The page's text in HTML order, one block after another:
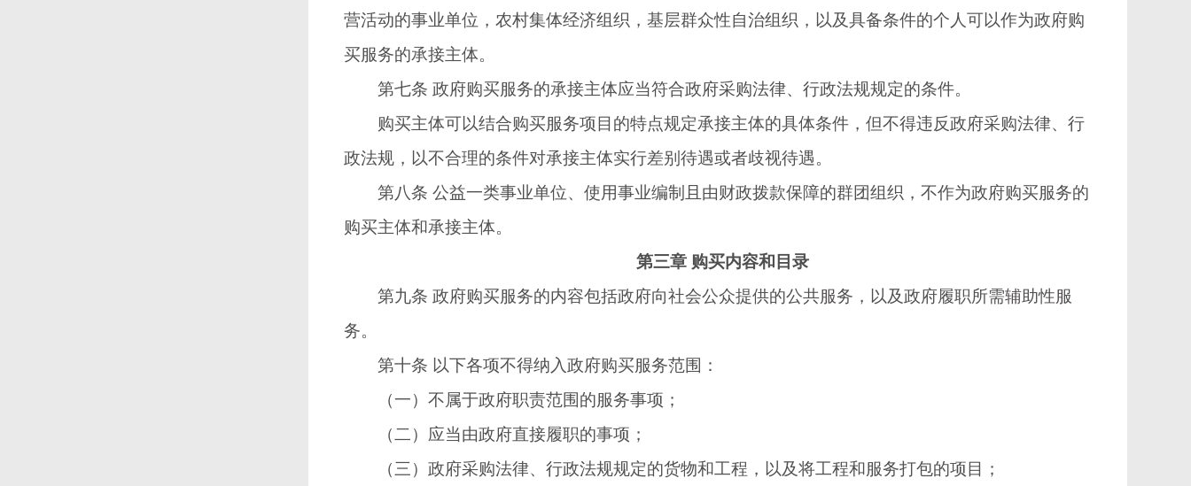
营活动的事业单位，农村集体经济组织，基层群众性自治组织，以及具备条件的个人可以作为政府购
买服务的承接主体。
第七条 政府购买服务的承接主体应当符合政府采购法律、行政法规规定的条件。
购买主体可以结合购买服务项目的特点规定承接主体的具体条件，但不得违反政府采购法律、行
政法规，以不合理的条件对承接主体实行差别待遇或者歧视待遇。
第八条 公益一类事业单位、使用事业编制且由财政拨款保障的群团组织，不作为政府购买服务的
购买主体和承接主体。
第三章 购买内容和目录
第九条 政府购买服务的内容包括政府向社会公众提供的公共服务，以及政府履职所需辅助性服
务。
第十条 以下各项不得纳入政府购买服务范围：
（一）不属于政府职责范围的服务事项；
（二）应当由政府直接履职的事项；
（三）政府采购法律、行政法规规定的货物和工程，以及将工程和服务打包的项目；